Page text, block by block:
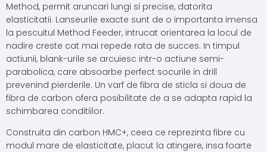
Method, permit aruncari lungi si precise, datorita
elasticitatii. Lanseurile exacte sunt de o importanta imensa
la pescuitul Method Feeder, intrucat orientarea la locul de
nadire creste cat mai repede rata de succes. In timpul
actiunii, blank-urile se arcuiesc intr-o actiune semi-
parabolica, care absoarbe perfect socurile in drill
prevenind pierderile. Un varf de fibra de sticla si doua de
fibra de carbon ofera posibilitate de a se adapta rapid la
schimbarea conditiilor.
Construita din carbon HMC+, ceea ce reprezinta fibre cu
modul mare de elasticitate, placut la atingere, insa foarte